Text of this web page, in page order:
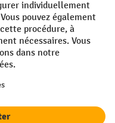
des stocks. La remise ne
possible de le combiner
bons de réduction. | ² Une
inscription à la
de 250 €. Le pourcentage
les gerbeurs électriques,